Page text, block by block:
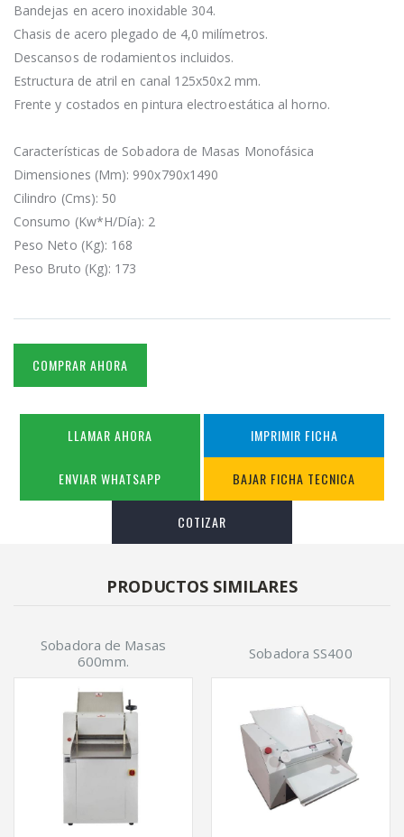
Bandejas en acero inoxidable 304.
Chasis de acero plegado de 4,0 milímetros.
Descansos de rodamientos incluidos.
Estructura de atril en canal 125x50x2 mm.
Frente y costados en pintura electroestática al horno.
Características de Sobadora de Masas Monofásica
Dimensiones (Mm): 990x790x1490
Cilindro (Cms): 50
Consumo (Kw*H/Día): 2
Peso Neto (Kg): 168
Peso Bruto (Kg): 173
COMPRAR AHORA
LLAMAR AHORA IMPRIMIR FICHA
ENVIAR WHATSAPP BAJAR FICHA TECNICA
COTIZAR
PRODUCTOS SIMILARES
Sobadora de Masas
600mm.
Sobadora SS400